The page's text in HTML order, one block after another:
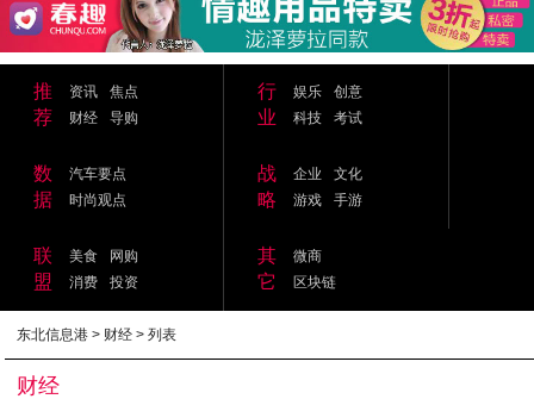
推
荐
资讯
焦点
财经
导购
行
业
娱乐
创意
科技
考试
数
据
汽车要点
时尚观点
战
略
企业
文化
游戏
手游
联
盟
美食
网购
消费
投资
其
它
微商
区块链
东北信息港 > 财经 > 列表
财经